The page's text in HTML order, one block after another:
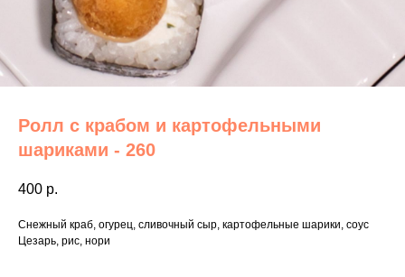
Ролл с крабом и картофельными
шариками - 260
400 р.
Снежный краб, огурец, сливочный сыр, картофельные шарики, соус
Цезарь, рис, нори